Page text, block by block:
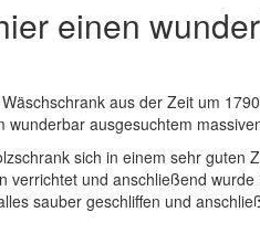
einen
aus der Zeit um
ausgesuchtem
sich in einem sehr
verrichtet und anschließend
sauber geschliffen und